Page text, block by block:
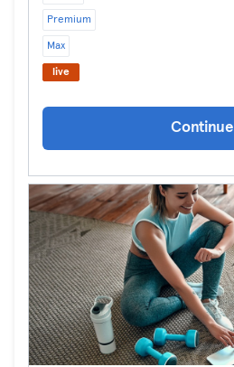
Premium
Max
live
Continue